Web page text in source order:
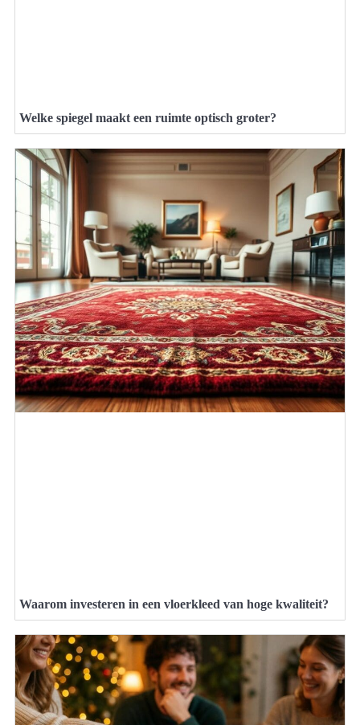
Welke spiegel maakt een ruimte optisch groter?
Waarom investeren in een vloerkleed van hoge kwaliteit?